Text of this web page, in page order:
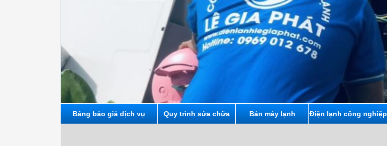
Bảng báo giá dịch vụ Quy trình sửa chữa Bán máy lạnh Điện lạnh công nghiệp